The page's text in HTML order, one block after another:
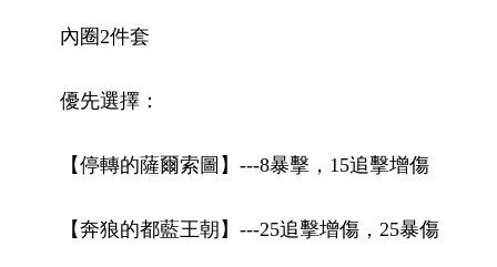
內圈2件套
優先選擇：
【停轉的薩爾索圖】---8暴擊，15追擊增傷
【奔狼的都藍王朝】---25追擊增傷，25暴傷